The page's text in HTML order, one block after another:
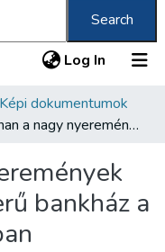
Search
Log In (current)
Képi dokumentumok
Ahonnan a nagy nyeremények kikerülnek A népszerű bankház a Kossuth Lajos utcában
bankház a